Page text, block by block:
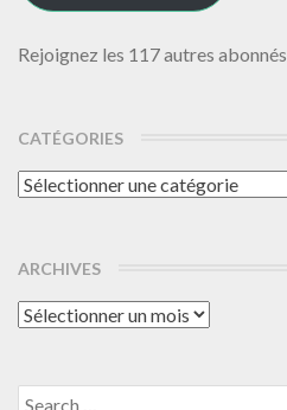
Rejoignez les 117 autres abonnés
CATÉGORIES
Catégories
ARCHIVES
Archives
Search